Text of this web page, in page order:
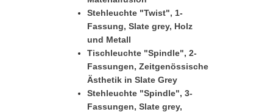
Stehleuchte "Twist", 1-
Fassung, Slate grey, Holz
und Metall
Tischleuchte "Spindle", 2-
Fassungen, Zeitgenössische
Ästhetik in Slate Grey
Stehleuchte "Spindle", 3-
Fassungen, Slate grey,